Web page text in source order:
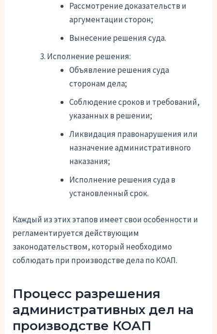
Рассмотрение доказательств и
аргументации сторон;
Вынесение решения суда.
Исполнение решения:
Объявление решения суда
сторонам дела;
Соблюдение сроков и требований,
указанных в решении;
Ликвидация правонарушения или
назначение административного
наказания;
Исполнение решения суда в
установленный срок.
Каждый из этих этапов имеет свои особенности и
регламентируется действующим
законодательством, который необходимо
соблюдать при производстве дела по КОАП.
Процесс разрешения
административных дел на
производстве КОАП